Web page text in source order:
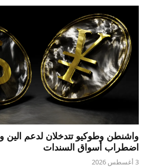
واشنطن وطوكيو تتدخلان لدعم
اضطراب أسواق السندات
3 أغسطس 2026